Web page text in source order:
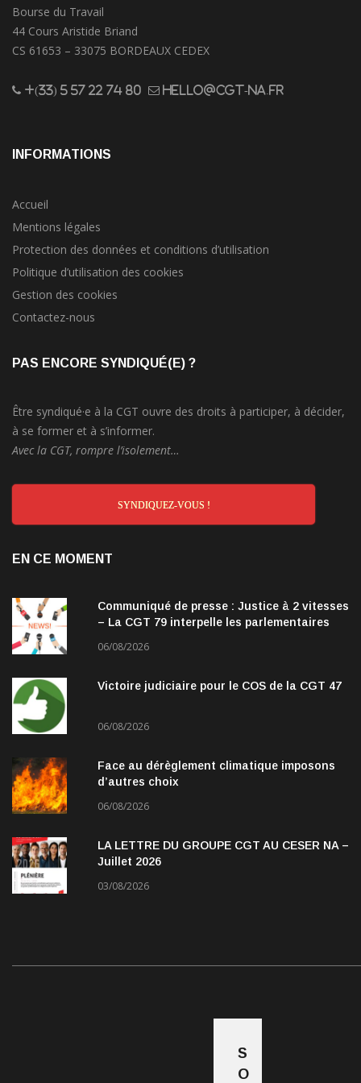
Bourse du Travail
44 Cours Aristide Briand
CS 61653 – 33075 BORDEAUX CEDEX
+(33) 5 57 22 74 80 hello@cgt-na.fr
INFORMATIONS
Accueil
Mentions légales
Protection des données et conditions d’utilisation
Politique d’utilisation des cookies
Gestion des cookies
Contactez-nous
PAS ENCORE SYNDIQUÉ(E) ?
Être syndiqué·e à la CGT ouvre des droits à participer, à décider,
à se former et à s’informer.
Avec la CGT, rompre l’isolement…
SYNDIQUEZ-VOUS !
EN CE MOMENT
Communiqué de presse : Justice à 2 vitesses
– La CGT 79 interpelle les parlementaires
06/08/2026
Victoire judiciaire pour le COS de la CGT 47
06/08/2026
Face au dérèglement climatique imposons
d’autres choix
06/08/2026
LA LETTRE DU GROUPE CGT AU CESER NA –
Juillet 2026
03/08/2026
S
O